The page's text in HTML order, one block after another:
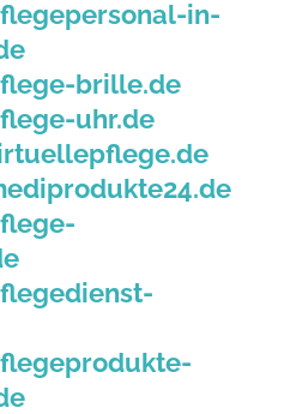
in-
brille.de
uhr.de